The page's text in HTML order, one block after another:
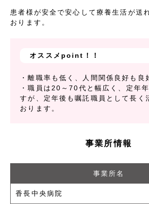
患者様が安全で安心して療養生活が送
おります。
オススメpoint！！
・離職率も低く、人間関係良好も良
・職員は20～70代と幅広く、定年
すが、定年後も嘱託職員として長く
おります。
事業所情報
事業所名
香長中央病院